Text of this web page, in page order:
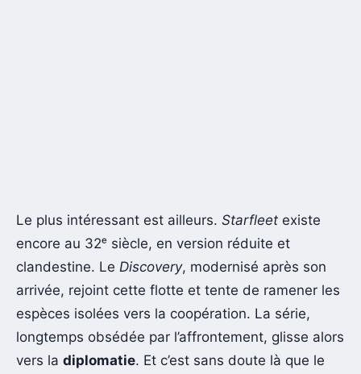
Le plus intéressant est ailleurs. Starfleet existe
encore au 32ᵉ siècle, en version réduite et
clandestine. Le Discovery, modernisé après son
arrivée, rejoint cette flotte et tente de ramener les
espèces isolées vers la coopération. La série,
longtemps obsédée par l’affrontement, glisse alors
vers la diplomatie. Et c’est sans doute là que le